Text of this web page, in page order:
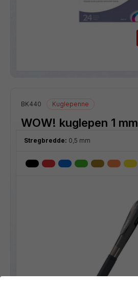
BK440 Kuglepenne
WOW! kuglepen 1 mm
Stregbredde: 0,5 mm